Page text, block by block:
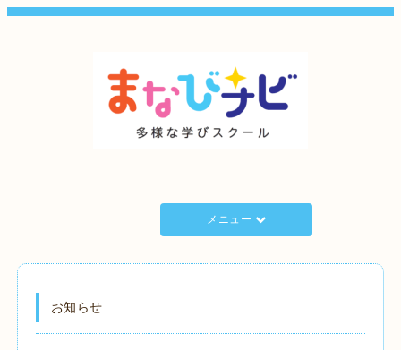
メニュー
お知らせ